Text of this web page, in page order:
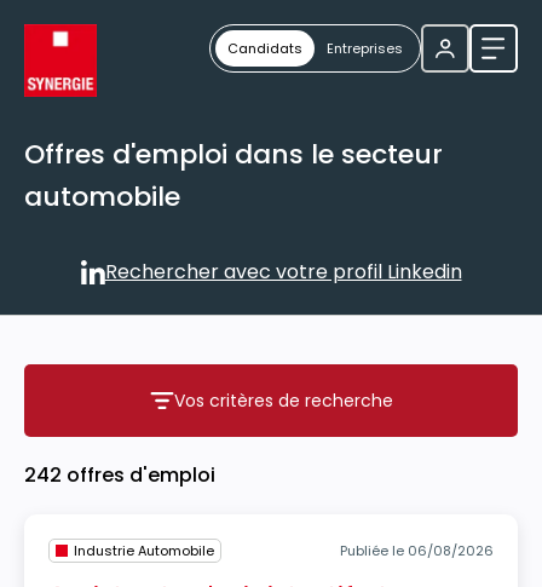
Candidats Entreprises
Offres d'emploi dans le secteur
automobile
Rechercher avec votre
Rechercher avec votre profil Linkedin
Vos critères de recherche
Vos critères de recherche
242 offres d'emploi
Industrie Automobile Publiée le 06/08/2026